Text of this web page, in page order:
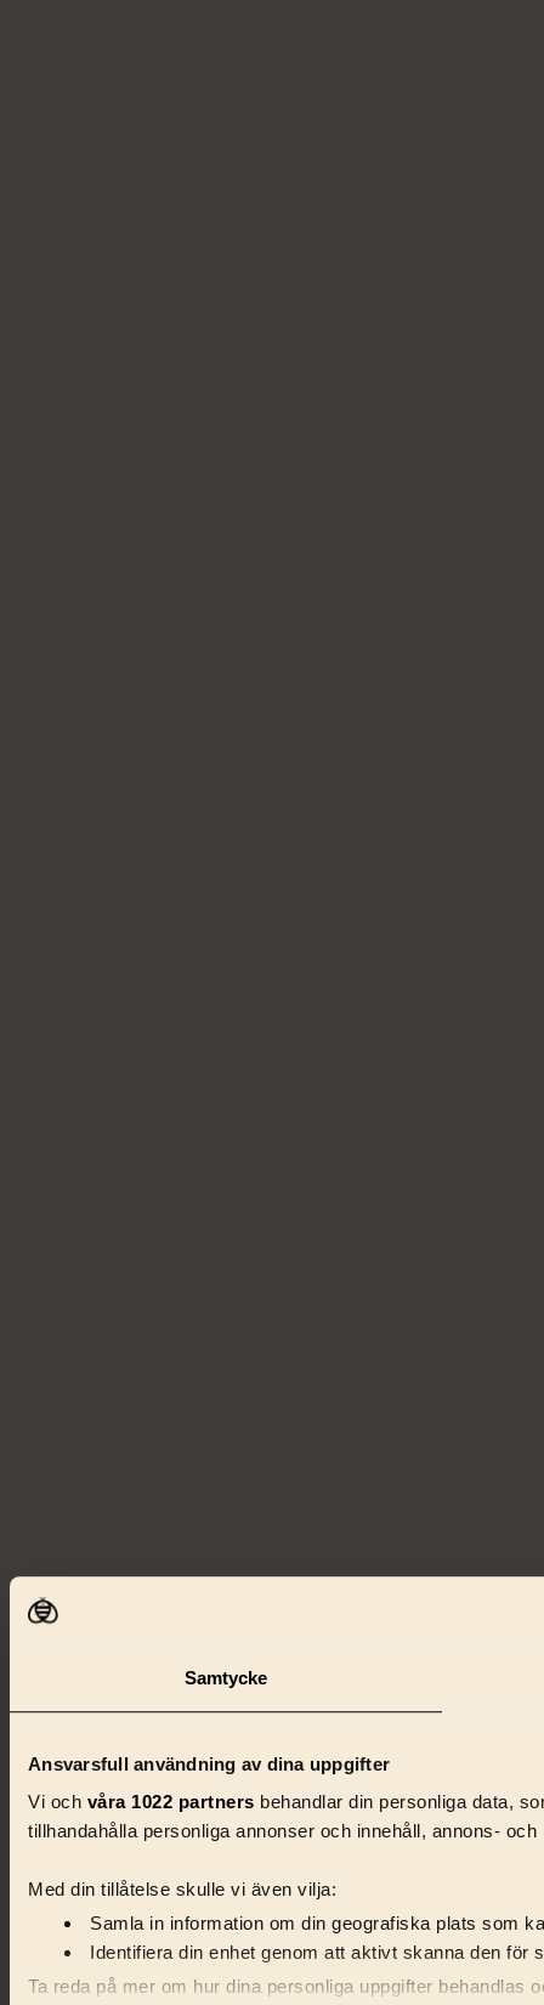
Samtycke
Ansvarsfull användning av dina uppgifter
Vi och våra 1022 partners behandlar din personliga data,
tillhandahålla personliga annonser och innehåll, annons-
Med din tillåtelse skulle vi även vilja:
Samla in information om din geografiska plats som
Identifiera din enhet genom att aktivt skanna den för
Ta reda på mer om hur dina personliga uppgifter behandlas